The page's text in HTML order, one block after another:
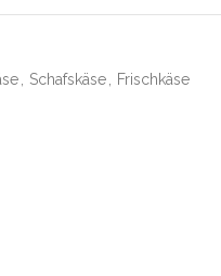
Schafskäse Frischkäse